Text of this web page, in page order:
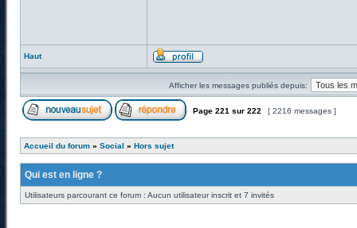
Haut
Afficher les messages publiés depuis:
Page 221 sur 222 [ 2216 messages ]
Accueil du forum » Social » Hors sujet
Qui est en ligne ?
Utilisateurs parcourant ce forum : Aucun utilisateur inscrit et 7 invités